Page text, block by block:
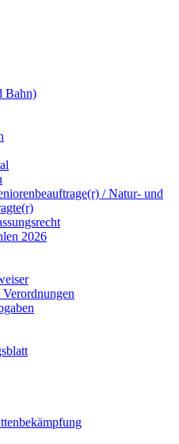
Bahn)
/ Natur- und
2026
Verordnungen